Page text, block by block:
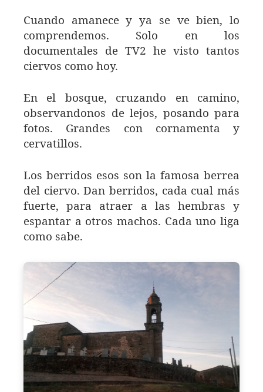
Cuando amanece y ya se ve bien, lo
comprendemos. Solo en los
documentales de TV2 he visto tantos
ciervos como hoy.
En el bosque, cruzando en camino,
observandonos de lejos, posando para
fotos. Grandes con cornamenta y
cervatillos.
Los berridos esos son la famosa berrea
del ciervo. Dan berridos, cada cual más
fuerte, para atraer a las hembras y
espantar a otros machos. Cada uno liga
como sabe.